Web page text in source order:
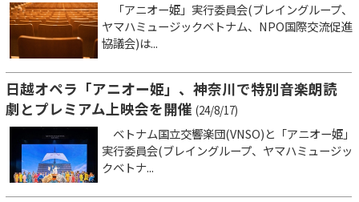
「アニオー姫」実行委員会(ブレイングループ、
ヤマハミュージックベトナム、NPO国際交流促進
協議会)は...
日越オペラ「アニオー姫」、神奈川で特別音楽朗読
劇とプレミアム上映会を開催 (24/8/17)
ベトナム国立交響楽団(VNSO)と「アニオー姫」
実行委員会(ブレイングループ、ヤマハミュージッ
クベトナ...